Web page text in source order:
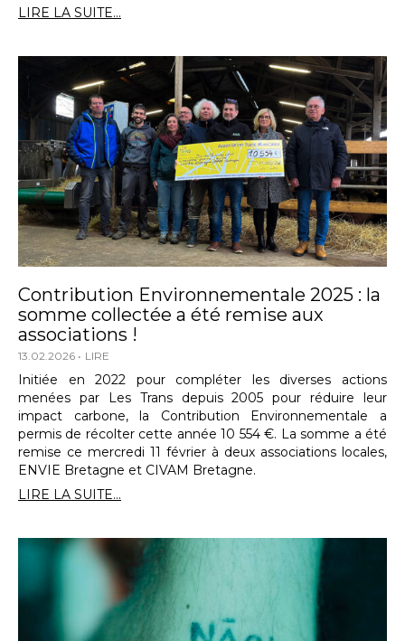
LIRE LA SUITE...
Contribution Environnementale 2025 : la
somme collectée a été remise aux
associations !
13.02.2026 LIRE
Initiée en 2022 pour compléter les diverses actions
menées par Les Trans depuis 2005 pour réduire leur
impact carbone, la Contribution Environnementale a
permis de récolter cette année 10 554 €. La somme a été
remise ce mercredi 11 février à deux associations locales,
ENVIE Bretagne et CIVAM Bretagne.
LIRE LA SUITE...